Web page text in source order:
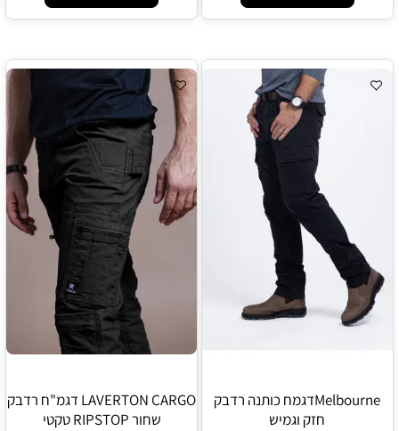
Melbourneדגמח כותנה רדבק
חזק וגמיש
LAVERTON CARGO דגמ"ח רדבק
שחור RIPSTOP טקטי